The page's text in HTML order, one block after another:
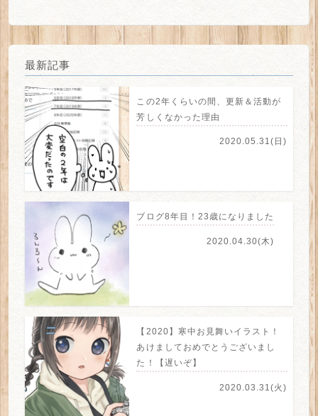
最新記事
この2年くらいの間、更新＆活動が
芳しくなかった理由
2020.05.31(日)
ブログ8年目！23歳になりました
2020.04.30(木)
【2020】寒中お見舞いイラスト！
あけましておめでとうございまし
た！【遅いぞ】
2020.03.31(火)